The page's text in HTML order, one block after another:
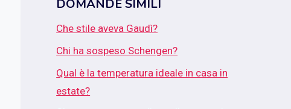
DOMANDE SIMILI
Che stile aveva Gaudì?
Chi ha sospeso Schengen?
Qual è la temperatura ideale in casa in
estate?